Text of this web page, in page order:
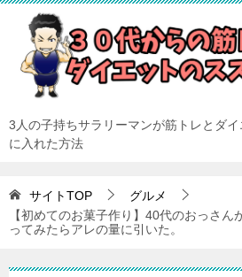
3人の子持ちサラリーマンが筋トレとダ
に入れた方法
サイトTOP
グルメ
【初めてのお菓子作り】40代のおっさ
ってみたらアレの量に引いた。